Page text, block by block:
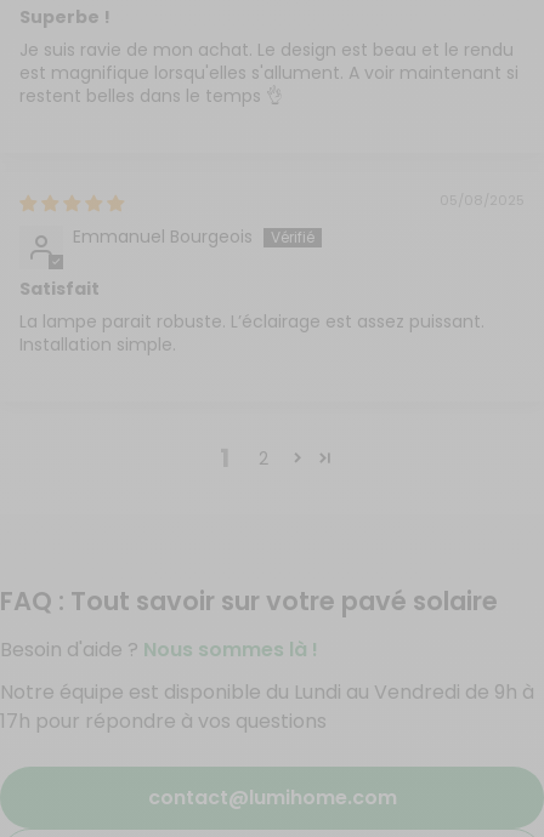
Superbe !
Je suis ravie de mon achat. Le design est beau et le rendu
est magnifique lorsqu'elles s'allument. A voir maintenant si
restent belles dans le temps 👌
Emmanuel Bourgeois
Satisfait
La lampe parait robuste. L’éclairage est assez puissant.
Installation simple.
2
FAQ : Tout savoir sur votre pavé solaire
Besoin d'aide ? Nous sommes là !
Notre équipe est disponible du Lundi au Vendredi de 9h à
17h pour répondre à vos questions
contact@lumihome.com